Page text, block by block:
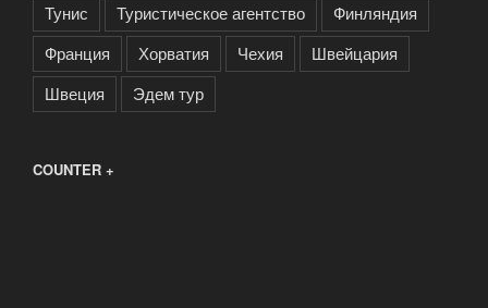
Тунис
Туристическое агентство
Финляндия
Франция
Хорватия Чехия
Швейцария
Швеция
Эдем тур
COUNTER +